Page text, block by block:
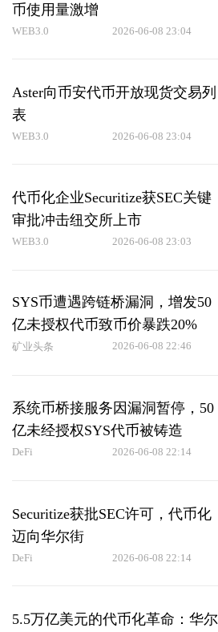
币使用量激增
WEB3.0 2026-06-08 23:04
Aster向币安代币开放现货交易列
表
WEB3.0 2026-06-08 23:04
代币化企业Securitize获SEC关键
审批冲击纽交所上市
WEB3.0 2026-06-08 23:03
SYS币遭遇跨链桥漏洞，增发50
亿未授权代币致币价暴跌20%
矿业头条 2026-06-08 22:46
系统币桥接服务因漏洞暂停，50
亿未经授权SYS代币被铸造
DeFi 2026-06-08 22:14
Securitize获批SEC许可，代币化
迈向华尔街
DeFi 2026-06-08 22:14
5.5万亿美元的代币化革命：华尔